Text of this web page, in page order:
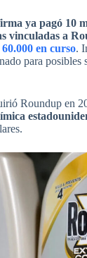
ya pagó 10
vinculadas a
en curso.
para posibles
Roundup en